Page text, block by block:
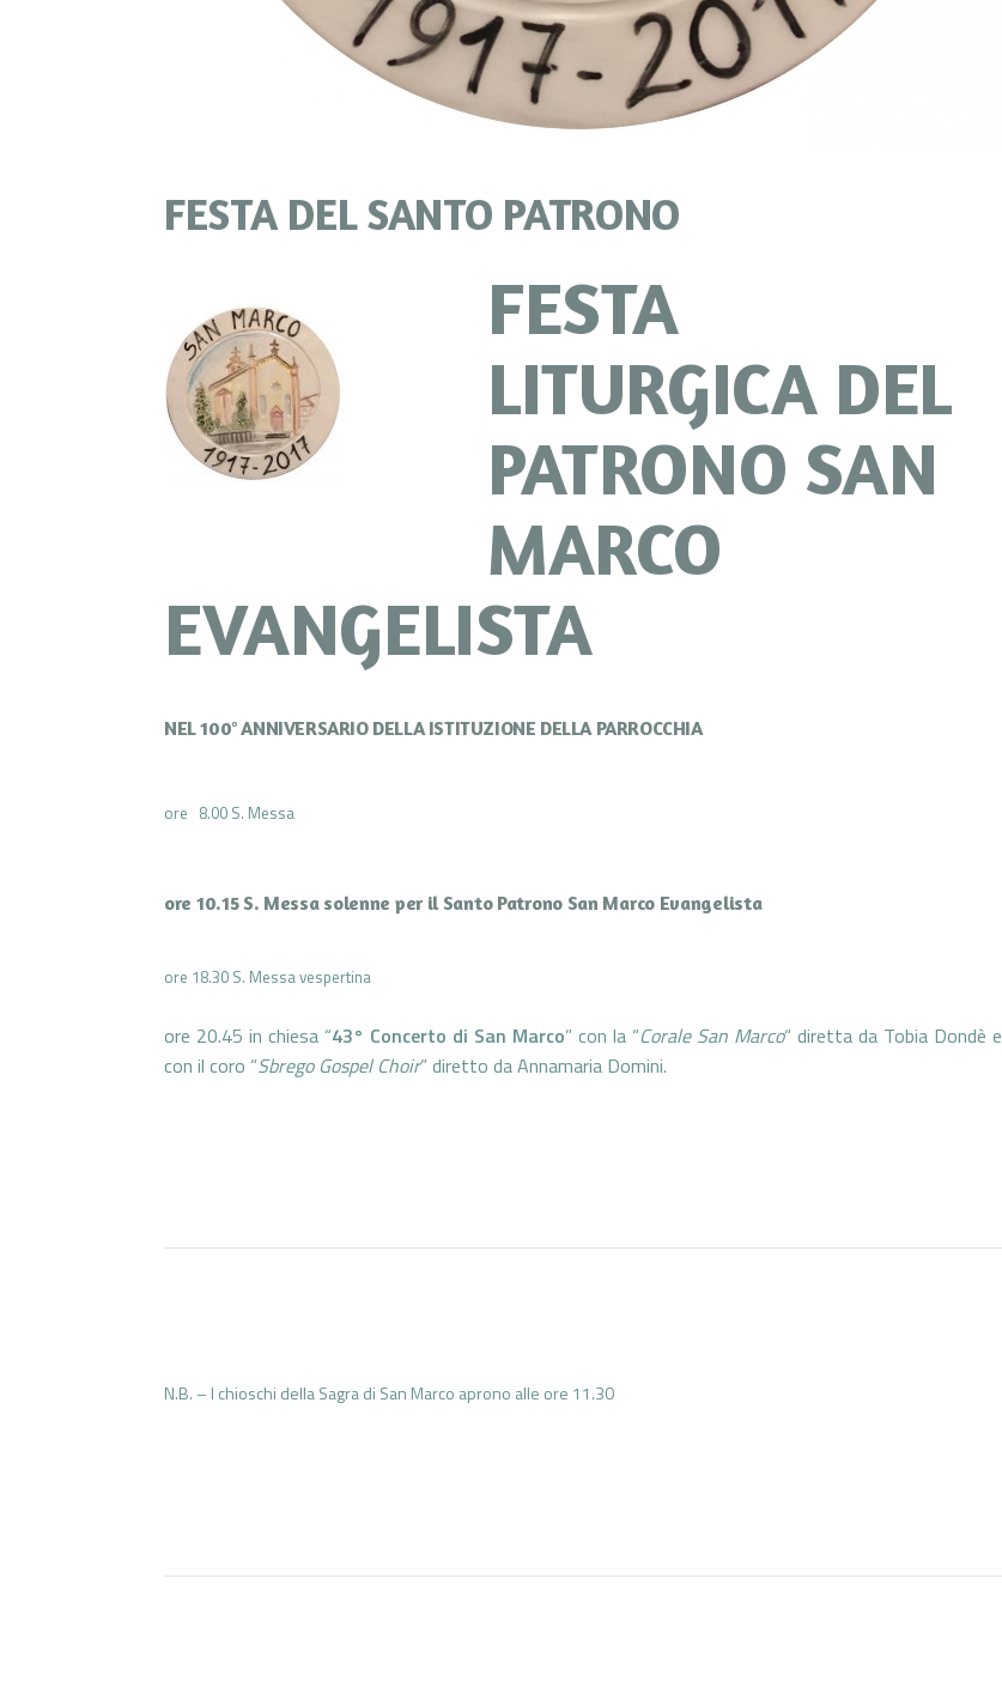
FESTA DEL SANTO PATRONO
FESTA
LITURGICA DEL
PATRONO SAN
MARCO
EVANGELISTA
NEL 100° ANNIVERSARIO DELLA ISTITUZIONE DELLA PARROCCHIA
ore 8.00 S. Messa
ore 10.15 S. Messa solenne per il Santo Patrono San Marco Evangelista
ore 18.30 S. Messa vespertina
ore 20.45 in chiesa “43° Concerto di San Marco” con la “Corale San Marco“ diretta da Tobia Dondè e
con il coro “Sbrego Gospel Choir” diretto da Annamaria Domini.
N.B. – I chioschi della Sagra di San Marco aprono alle ore 11.30